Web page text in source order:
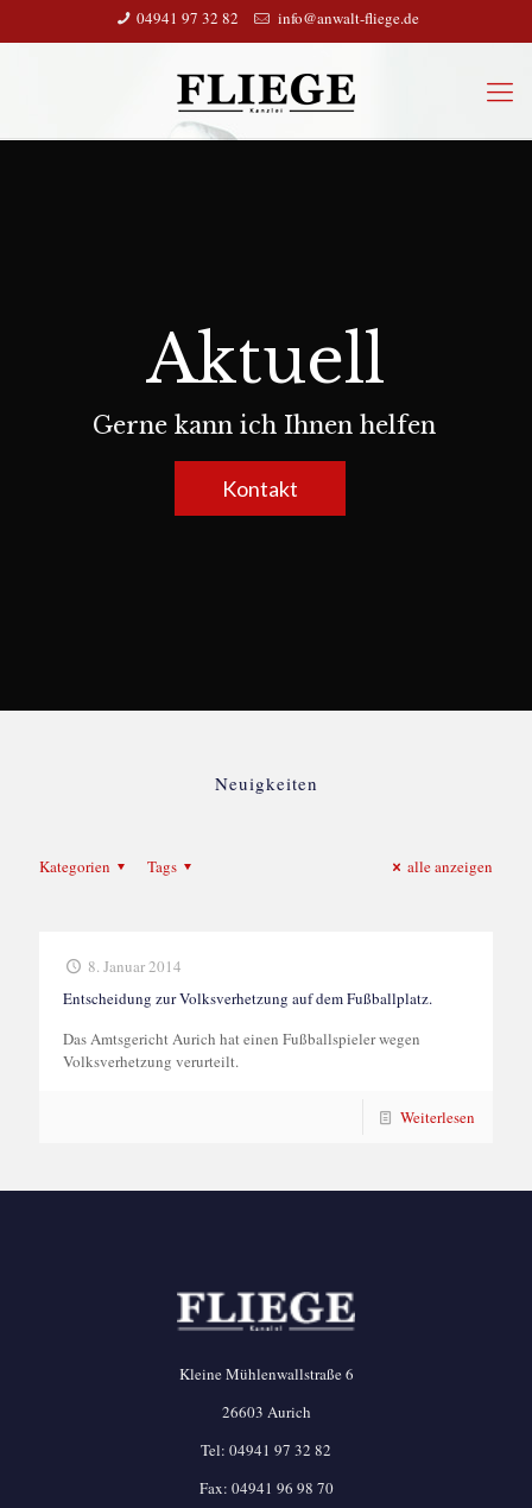
04941 97 32 82 info@anwalt-fliege.de
Aktuell
Gerne kann ich Ihnen helfen
Kontakt
Neuigkeiten
Kategorien Tags alle anzeigen
8. Januar 2014
Entscheidung zur Volksverhetzung auf dem Fußballplatz.
Das Amtsgericht Aurich hat einen Fußballspieler wegen
Volksverhetzung verurteilt.
Weiterlesen
Kleine Mühlenwallstraße 6
26603 Aurich
Tel: 04941 97 32 82
Fax: 04941 96 98 70